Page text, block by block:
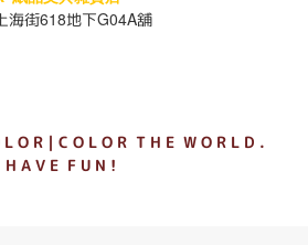
海街618地下G04A舖
O R｜C O L O R T H E W O R L D .
H A V E F U N !